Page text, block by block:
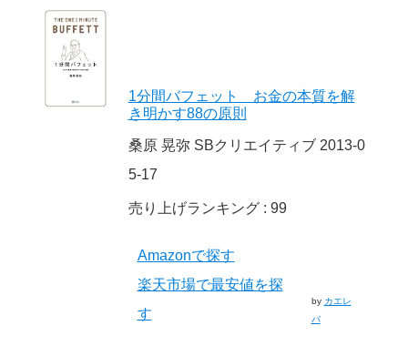
1分間バフェット お金の本質を解
き明かす88の原則
桑原 晃弥 SBクリエイティブ 2013-0
5-17
売り上げランキング : 99
Amazonで探す
楽天市場で最安値を探
す
by カエレ
バ